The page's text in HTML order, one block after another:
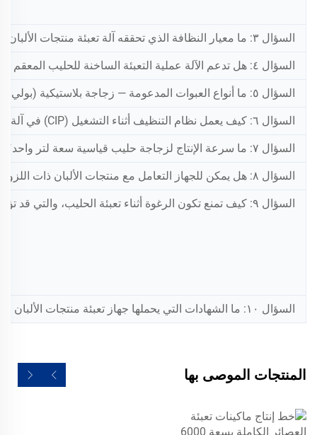
السؤال ٣: ما معيار النظافة الذي تحققه آلة تعبئة منتجات الألبان — هل هي مصنوعة من الفولاذ المقاوم للصدأ من الدرجة الغذائية (SUS316L) أم من الفولاذ المقاوم للصدأ من الدرجة الغذائية (SUS304)؟
السؤال ٤: هل تدعم الآلة عملية التعبئة الساخنة للحليب المعقم حراريًّا عاليًا (UHT)، وكذلك التعبئة الباردة للحليب الطازج؟
السؤال ٥: ما أنواع العبوات المدعومة — زجاجة بلاستيكية (بولي إيثيلين/بولي إيثيلين تيريفثاليت)، أو زجاجة زجاجية، أو عبوة كرتونية على شكل قبعة؟
السؤال ٦: كيف يعمل نظام التنظيف أثناء التشغيل (CIP) في آلة تعبئة منتجات الألبان الخاصة بكم؟
السؤال ٧: ما سرعة الإنتاج لزجاجة حليب قياسية سعة لتر واحد؟
السؤال ٨: هل يمكن للجهاز التعامل مع منتجات الألبان ذات اللزوجات المختلفة — مثل الحليب الطازج الرقيق مقابل الزبادي السميك؟
السؤال ٩: كيف تمنع تكون الرغوة أثناء تعبئة الحليب، والتي قد تؤدي إلى نقص الكمية المعبأة أو التلوث؟
السؤال ١٠: ما الشهادات التي يحملها جهاز تعبئة منتجات الألبان الخاص بكم (مثل شهادة المطابقة الأوروبية CE، وشهادة ISO 9001، وشهادات سلامة الأغذية، إلخ)؟
المنتجات الموصى بها